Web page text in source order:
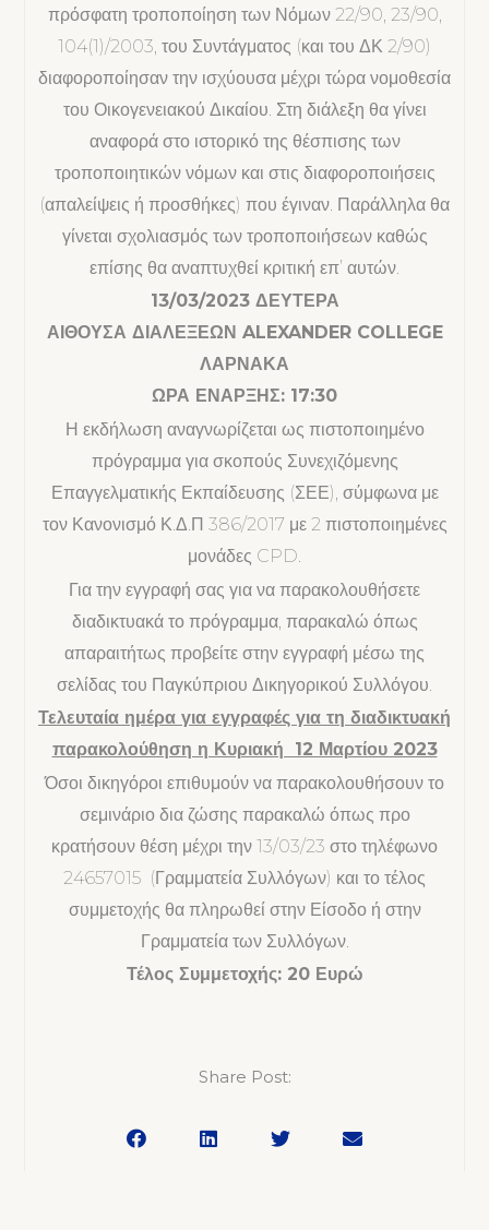
πρόσφατη τροποποίηση των Νόμων 22/90, 23/90,
104(1)/2003, του Συντάγματος (και του ΔΚ 2/90)
διαφοροποίησαν την ισχύουσα μέχρι τώρα νομοθεσία
του Οικογενειακού Δικαίου. Στη διάλεξη θα γίνει
αναφορά στο ιστορικό της θέσπισης των
τροποποιητικών νόμων και στις διαφοροποιήσεις
(απαλείψεις ή προσθήκες) που έγιναν. Παράλληλα θα
γίνεται σχολιασμός των τροποποιήσεων καθώς
επίσης θα αναπτυχθεί κριτική επ’ αυτών.
13/03/2023 ΔΕΥΤΕΡΑ
ΑΙΘΟΥΣΑ ΔΙΑΛΕΞΕΩΝ ALEXANDER COLLEGE
ΛΑΡΝΑΚΑ
ΩΡΑ ΕΝΑΡΞΗΣ: 17:30
Η εκδήλωση αναγνωρίζεται ως πιστοποιημένο
πρόγραμμα για σκοπούς Συνεχιζόμενης
Επαγγελματικής Εκπαίδευσης (ΣΕΕ), σύμφωνα με
τον Κανονισμό Κ.Δ.Π 386/2017 με 2 πιστοποιημένες
μονάδες CPD.
Για την εγγραφή σας για να παρακολουθήσετε
διαδικτυακά το πρόγραμμα, παρακαλώ όπως
απαραιτήτως προβείτε στην εγγραφή μέσω της
σελίδας του Παγκύπριου Δικηγορικού Συλλόγου.
Τελευταία ημέρα για εγγραφές για τη διαδικτυακή
παρακολούθηση η Κυριακή 12 Μαρτίου 2023
Όσοι δικηγόροι επιθυμούν να παρακολουθήσουν το
σεμινάριο δια ζώσης παρακαλώ όπως προ
κρατήσουν θέση μέχρι την 13/03/23 στο τηλέφωνο
24657015 (Γραμματεία Συλλόγων) και το τέλος
συμμετοχής θα πληρωθεί στην Είσοδο ή στην
Γραμματεία των Συλλόγων.
Τέλος Συμμετοχής: 20 Ευρώ
Share Post: